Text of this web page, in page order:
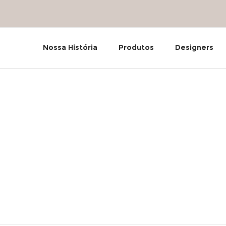
Nossa História Produtos Designers